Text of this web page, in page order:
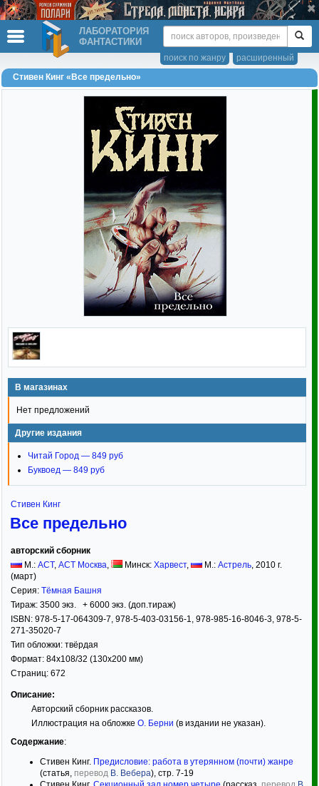
ЛАБОРАТОРИЯ
ФАНТАСТИКИ
расширенный
поиск по жанру
Стивен Кинг «Все предельно»
В магазинах
Нет предложений
Другие издания
Читай Город — 849 руб
Буквоед — 849 руб
Стивен Кинг
Все предельно
авторский сборник
М.: АСТ, АСТ Москва, Минск: Харвест, М.: Астрель, 2010 г.
(март)
Серия: Тёмная Башня
Тираж: 3500 экз. + 6000 экз. (доп.тираж)
ISBN: 978-5-17-064309-7, 978-5-403-03156-1, 978-985-16-8046-3, 978-5-
271-35020-7
Тип обложки: твёрдая
Формат: 84x108/32 (130x200 мм)
Страниц: 672
Описание:
Авторский сборник рассказов.
Иллюстрация на обложке О. Берни (в издании не указан).
Содержание:
Стивен Кинг. Предисловие: работа в утерянном (почти) жанре
(статья, перевод В. Вебера), стр. 7-19